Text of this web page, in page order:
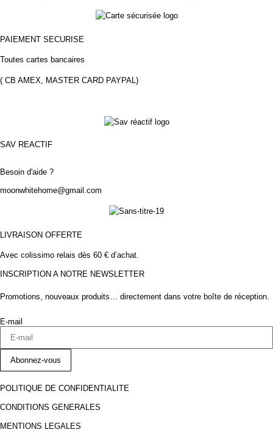
PAIEMENT SECURISE
Toutes cartes bancaires
( CB AMEX, MASTER CARD PAYPAL)
SAV REACTIF
Besoin d'aide ?
moonwhitehome@gmail.com
LIVRAISON OFFERTE
Avec colissimo relais dès 60 € d’achat.
INSCRIPTION A NOTRE NEWSLETTER
Promotions, nouveaux produits… directement dans votre boîte de réception.
E-mail
Abonnez-vous
POLITIQUE DE CONFIDENTIALITE
CONDITIONS GENERALES
MENTIONS LEGALES